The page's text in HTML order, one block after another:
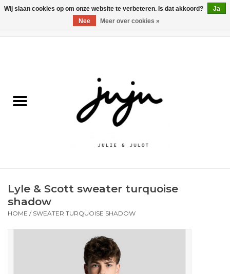
Kledij jongens
Schoenen
Lyle & Scott sweater turquoise
shadow
HOME / SWEATER TURQUOISE SHADOW
Wij slaan cookies op om onze website te verbeteren. Is dat akkoord?
Ja
Nee
Meer over cookies »